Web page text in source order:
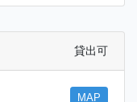
貸出可
MAP